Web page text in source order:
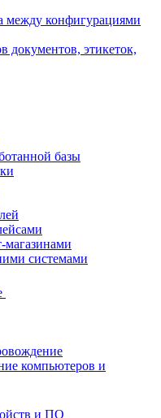
между конфигурациями
документов, этикеток,
базы
магазинами
системами
компьютеров и
и ПО